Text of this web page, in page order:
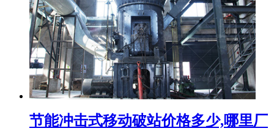
节能冲击式移动破站价格多少,哪里厂